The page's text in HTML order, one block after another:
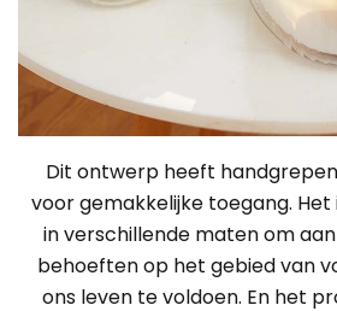
Dit ontwerp heeft
voor gemakkelijke toegang.
in verschillende maten om
behoeften op het gebied van
ons leven te voldoen. En het